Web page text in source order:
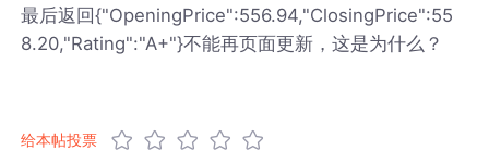
最后返回{"OpeningPrice":556.94,"ClosingPrice":55
8.20,"Rating":"A+"}不能再页面更新，这是为什么？
给本帖投票